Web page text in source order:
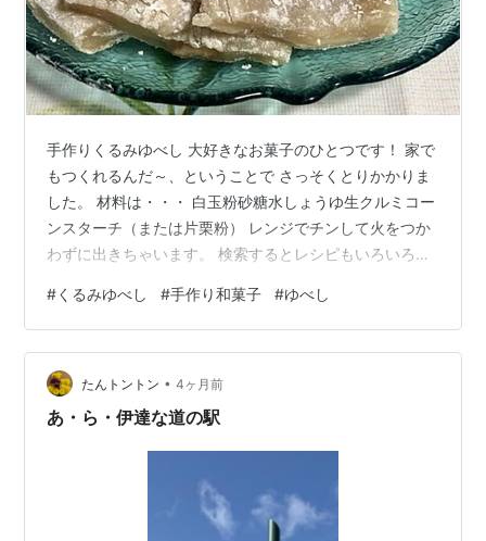
手作りくるみゆべし 大好きなお菓子のひとつです！ 家で
もつくれるんだ～、ということで さっそくとりかかりま
した。 材料は・・・ 白玉粉砂糖水しょうゆ生クルミコー
ンスターチ（または片栗粉） レンジでチンして火をつか
わずに出きちゃいます。 検索するとレシピもいろいろ出
んな簡単につくれるのはありがたい！ ポイントはフライ
パンで炒った生クルミですかね～ これが入ると入らない
とでは違ってくるとおもいます。 もうすこし入れてもよ
かったかな。 味も食感もホンモノに近いです。 水の量で
やわらかさも変わるのかもしれませんが、 個人的には好
#くるみゆべし #手作り和菓子 #ゆべし
たんトントン • 4ヶ月前
あ・ら・伊達な道の駅